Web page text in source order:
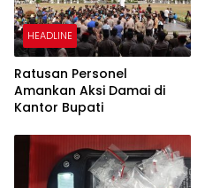
HEADLINE
Ratusan Personel
Amankan Aksi Damai di
Kantor Bupati